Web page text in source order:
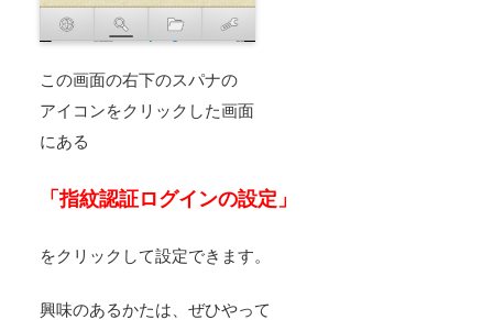
この画面の右下のスパナの
アイコンをクリックした画面
にある
「指紋認証ログインの設定」
をクリックして設定できます。
興味のあるかたは、ぜひやって